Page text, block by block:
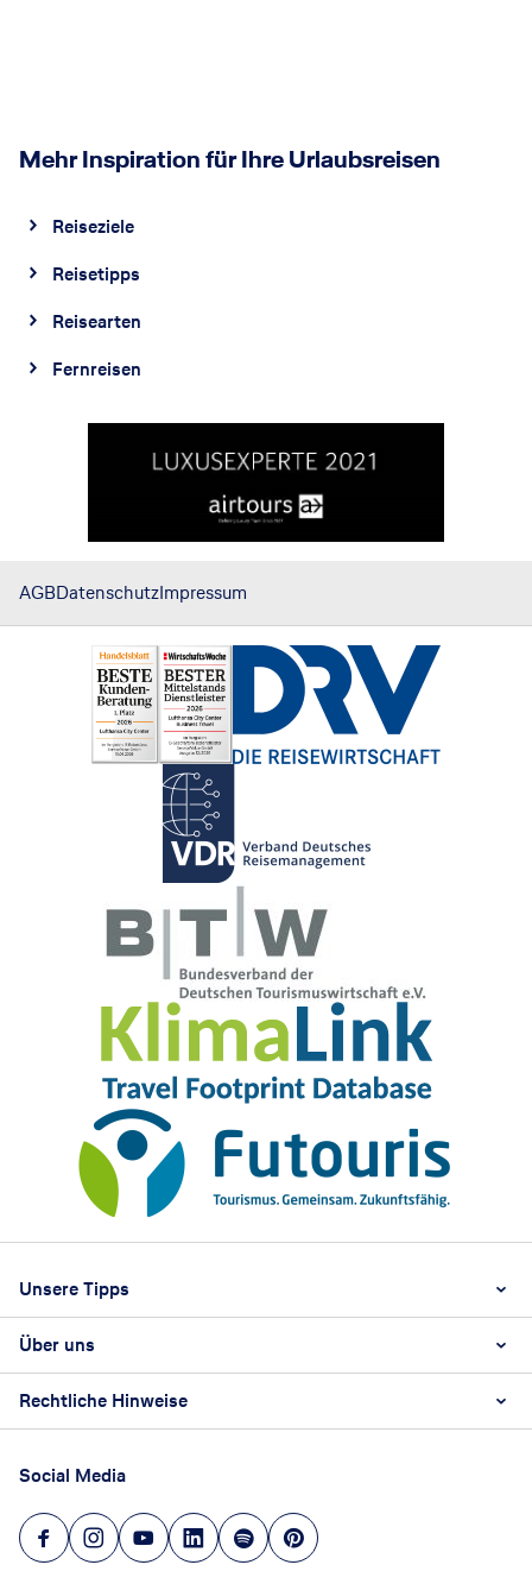
Mehr Inspiration für Ihre Urlaubsreisen
Reiseziele
Reisetipps
Reisearten
Fernreisen
AGBDatenschutzImpressum
Unsere Tipps
Beste Reisezeit
Über uns
Karriere
Reisebüro Franchise-Partner werden
Unsere Unternehmenswerte
Rechtliche Hinweise
AGB
Datenschutz
Hinweisgeberschutz
Social Media